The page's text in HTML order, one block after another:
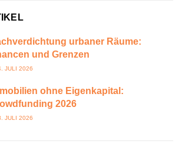
urbaner Räume:
und Grenzen
JULI 2026
ohne Eigenkapital:
2026
JULI 2026